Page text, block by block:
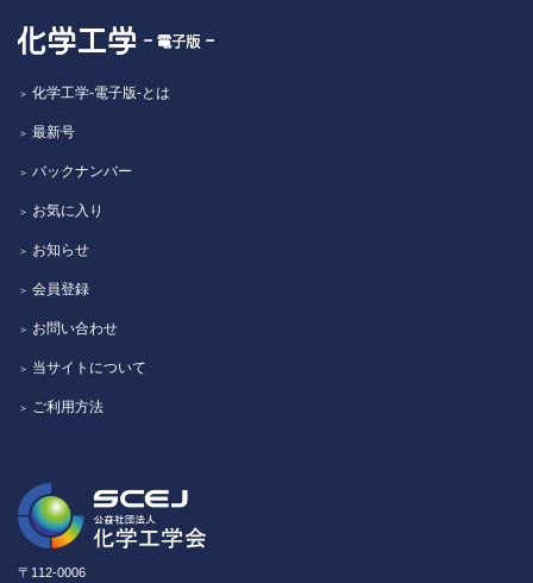
化学工学-電子版-とは
最新号
バックナンバー
お気に入り
お知らせ
会員登録
お問い合わせ
当サイトについて
ご利用方法
〒112-0006